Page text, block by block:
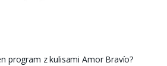
program z kulisami Amor Bravío?